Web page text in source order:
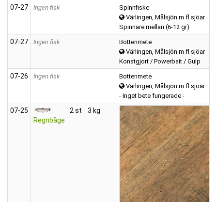
07‑27 Ingen fisk
Spinnfiske
Värlingen, Målsjön m fl sjöar
Spinnare mellan (6-12 gr)
07‑27 Ingen fisk
Bottenmete
Värlingen, Målsjön m fl sjöar
Konstgjort / Powerbait / Gulp
07‑26 Ingen fisk
Bottenmete
Värlingen, Målsjön m fl sjöar
- Inget bete fungerade -
07‑25
Regnbåge
2 st 3 kg